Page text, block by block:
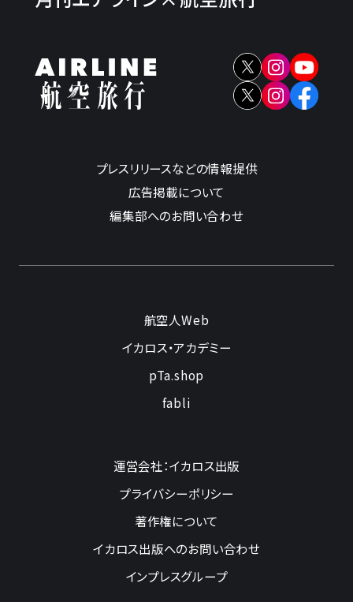
プレスリリースなどの情報提供
広告掲載について
編集部へのお問い合わせ
航空人Web
イカロス・アカデミー
pTa.shop
fabli
運営会社：イカロス出版
プライバシーポリシー
著作権について
イカロス出版へのお問い合わせ
インプレスグループ